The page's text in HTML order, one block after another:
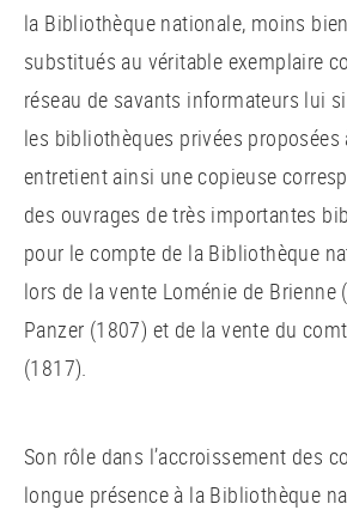
la Bibliothèque nationale, moins
substitués au véritable exemplaire
réseau de savants informateurs lui
les bibliothèques privées proposées
entretient ainsi une copieuse
des ouvrages de très importantes
pour le compte de la Bibliothèque
lors de la vente Loménie de Brienne
Panzer (1807) et de la vente du
(1817).
Son rôle dans l’accroissement des
longue présence à la Bibliothèque